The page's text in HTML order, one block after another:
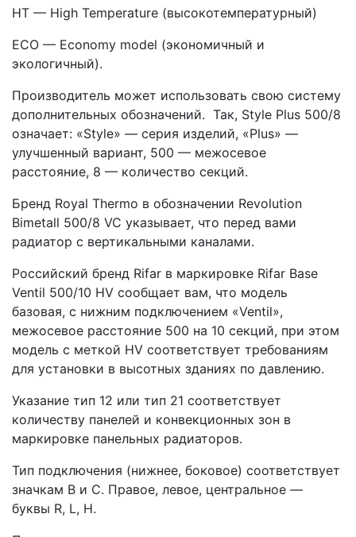
HT — High Temperature (высокотемпературный)
ECO — Economy model (экономичный и
экологичный).
Производитель может использовать свою систему
дополнительных обозначений. Так, Style Plus 500/8
означает: «Style» — серия изделий, «Plus» —
улучшенный вариант, 500 — межосевое
расстояние, 8 — количество секций.
Бренд Royal Thermo в обозначении Revolution
Bimetall 500/8 VC указывает, что перед вами
радиатор с вертикальными каналами.
Российский бренд Rifar в маркировке Rifar Base
Ventil 500/10 HV сообщает вам, что модель
базовая, с нижним подключением «Ventil»,
межосевое расстояние 500 на 10 секций, при этом
модель с меткой HV соответствует требованиям
для установки в высотных зданиях по давлению.
Указание тип 12 или тип 21 соответствует
количеству панелей и конвекционных зон в
маркировке панельных радиаторов.
Тип подключения (нижнее, боковое) соответствует
значкам В и С. Правое, левое, центральное —
буквы R, L, H.